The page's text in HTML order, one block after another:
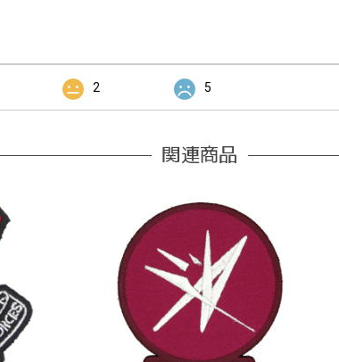
2 5
関連商品